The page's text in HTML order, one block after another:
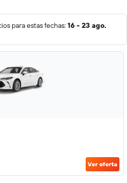
para estas fechas: 16 - 23 ago.
Ver oferta